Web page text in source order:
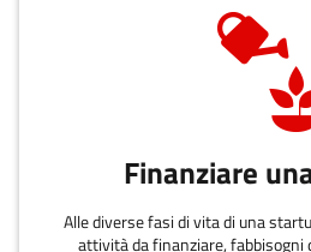
Finanziare
Alle diverse fasi di vita di una
attività da finanziare,